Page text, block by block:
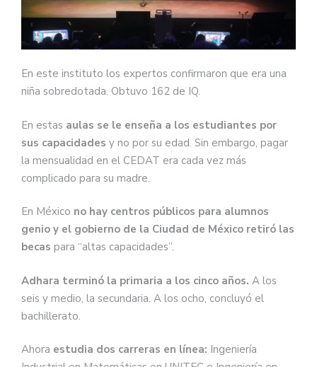
En este instituto los expertos confirmaron que era una
niña sobredotada. Obtuvo 162 de IQ.
En estas aulas se le enseña a los estudiantes por
sus capacidades y no por su edad. Sin embargo, pagar
la mensualidad en el CEDAT era cada vez más
complicado para su madre.
En México no hay centros públicos para alumnos
genio y el gobierno de la Ciudad de México retiró las
becas para “altas capacidades”.
Adhara terminó la primaria a los cinco años. A los
seis y medio, la secundaria. A los ocho, concluyó el
bachillerato.
Ahora estudia dos carreras en línea: Ingeniería